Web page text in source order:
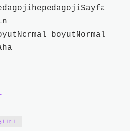
boyutNormal
şiiri